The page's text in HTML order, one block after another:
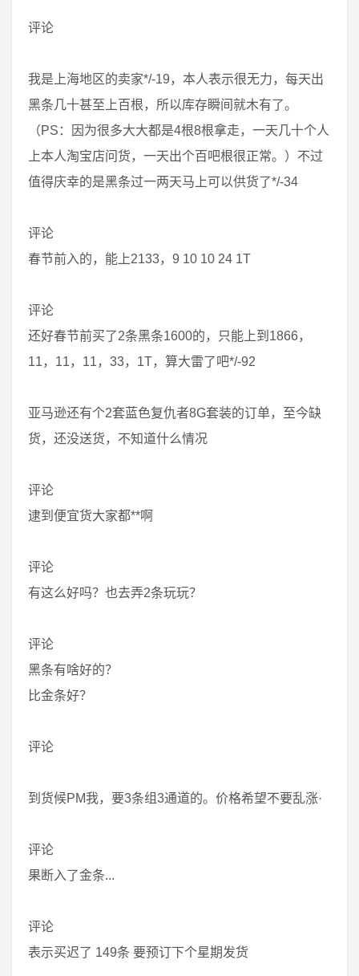
评论
我是上海地区的卖家*/-19，本人表示很无力，每天出
黑条几十甚至上百根，所以库存瞬间就木有了。
（PS：因为很多大大都是4根8根拿走，一天几十个人
上本人淘宝店问货，一天出个百吧根很正常。）不过
值得庆幸的是黑条过一两天马上可以供货了*/-34
评论
春节前入的，能上2133，9 10 10 24 1T
评论
还好春节前买了2条黑条1600的，只能上到1866，
11，11，11，33，1T，算大雷了吧*/-92
亚马逊还有个2套蓝色复仇者8G套装的订单，至今缺
货，还没送货，不知道什么情况
评论
逮到便宜货大家都**啊
评论
有这么好吗？也去弄2条玩玩？
评论
黑条有啥好的？
比金条好？
评论
到货候PM我，要3条组3通道的。价格希望不要乱涨·
评论
果断入了金条...
评论
表示买迟了 149条 要预订下个星期发货